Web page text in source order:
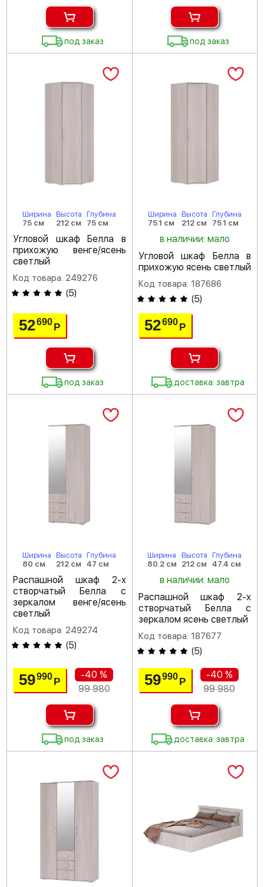
под заказ под заказ
Ширина
75 см
Высота
212 см
Глубина
75 см
Угловой шкаф Белла в
прихожую венге/ясень
светлый
Код товара: 249276
(5)
52690Р
под заказ
Ширина
75.1 см
Высота
212 см
Глубина
75.1 см
в наличии: мало
Угловой шкаф Белла в
прихожую ясень светлый
Код товара: 187686
(5)
52690 Р
доставка: завтра
Ширина
80 см
Высота
212 см
Глубина
47 см
Распашной шкаф 2-х
створчатый Белла с
зеркалом венге/ясень
светлый
Код товара: 249274
(5)
59990Р
-40 %
99 980
под заказ
Ширина
80.2 см
Высота
212 см
Глубина
47.4 см
в наличии: мало
Распашной шкаф 2-х
створчатый Белла с
зеркалом ясень светлый
Код товара: 187677
(5)
59990 Р
-40 %
99 980
доставка: завтра